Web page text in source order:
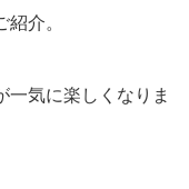
紹介。
一気に楽しくなりま